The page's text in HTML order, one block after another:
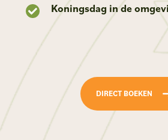
Koningsdag in de
DIRECT BOEKEN